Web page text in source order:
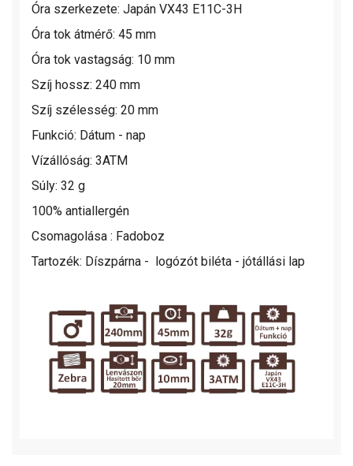
Óra szerkezete: Japán VX43 E11C-3H
Óra tok átmérő: 45 mm
Óra tok vastagság: 10 mm
Szíj hossz: 240 mm
Szíj szélesség: 20 mm
Funkció: Dátum - nap
Vízállóság: 3ATM
Súly: 32 g
100% antiallergén
Csomagolása : Fadoboz
Tartozék: Díszpárna - logózót biléta - jótállási lap